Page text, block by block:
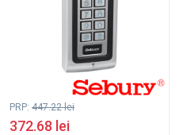
PRP: 447.22lei
372.68 lei